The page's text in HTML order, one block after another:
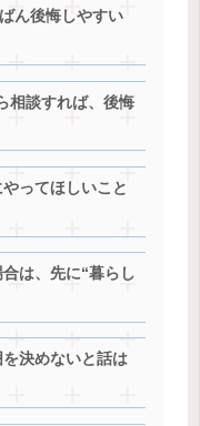
ん後悔しやすい
相談すれば、後悔
ってほしいこと
は、先に“暮らし
決めないと話は